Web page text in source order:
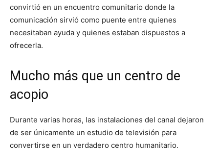
convirtió en un encuentro comunitario donde la
comunicación sirvió como puente entre quienes
necesitaban ayuda y quienes estaban dispuestos a
ofrecerla.
Mucho más que un centro de
acopio
Durante varias horas, las instalaciones del canal dejaron
de ser únicamente un estudio de televisión para
convertirse en un verdadero centro humanitario.